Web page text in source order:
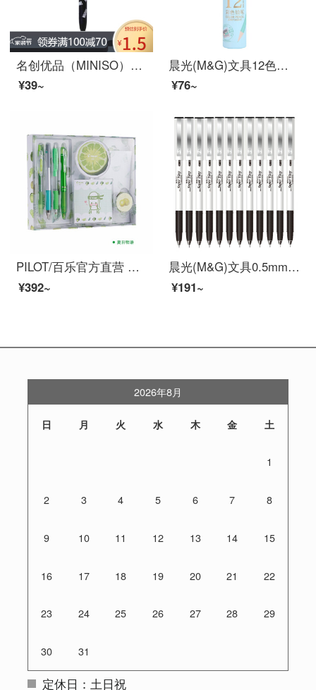
名创优品（MINISO）漫威系列按动中性笔0.5mm黑简约实用中学生日常书写流畅出墨 红色笔夹中性笔0.5mm（黑色）
¥39~
晨光(M&G)文具12色自带卷笔刀彩铅 儿童画笔 彩色铅笔 学生填色笔套装(纸筒装)AWP36845
¥76~
PILOT/百乐官方直营 夏日限定组合套装 中性笔摩磨擦水性笔铅笔套装 P500 V5 夏日物语套装
¥392~
晨光(M&G)文具0.5mm黑色中性笔 全针管签字笔 水笔 12支/盒GP1390
¥191~
2026年8月
日 月 火 水 木 金 土
1
2 3 4 5 6 7 8
9 10 11 12 13 14 15
16 17 18 19 20 21 22
23 24 25 26 27 28 29
30 31
定休日：土日祝